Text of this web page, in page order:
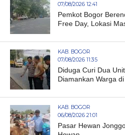
07/08/2026 12:41
Pemkot Bogor
Free Day, Lokasi
KAB. BOGOR
07/08/2026 11:35
Diduga Curi Dua
Diamankan Warga
KAB. BOGOR
06/08/2026 21:01
Pasar Hewan